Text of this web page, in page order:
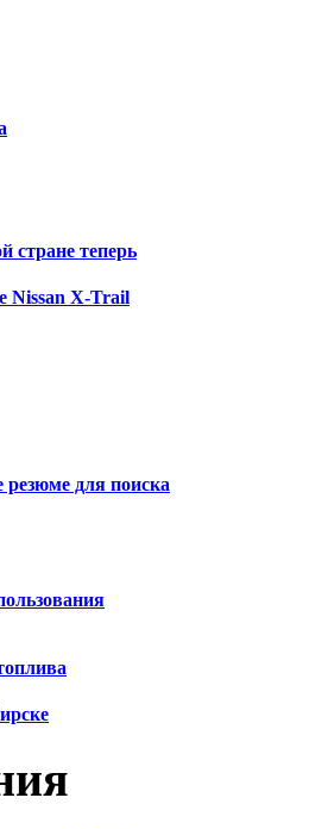
стране теперь
Nissan X-Trail
резюме для поиска